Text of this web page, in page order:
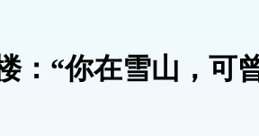
：“你在雪山，可